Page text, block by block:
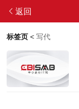
返回
标签页 <写代